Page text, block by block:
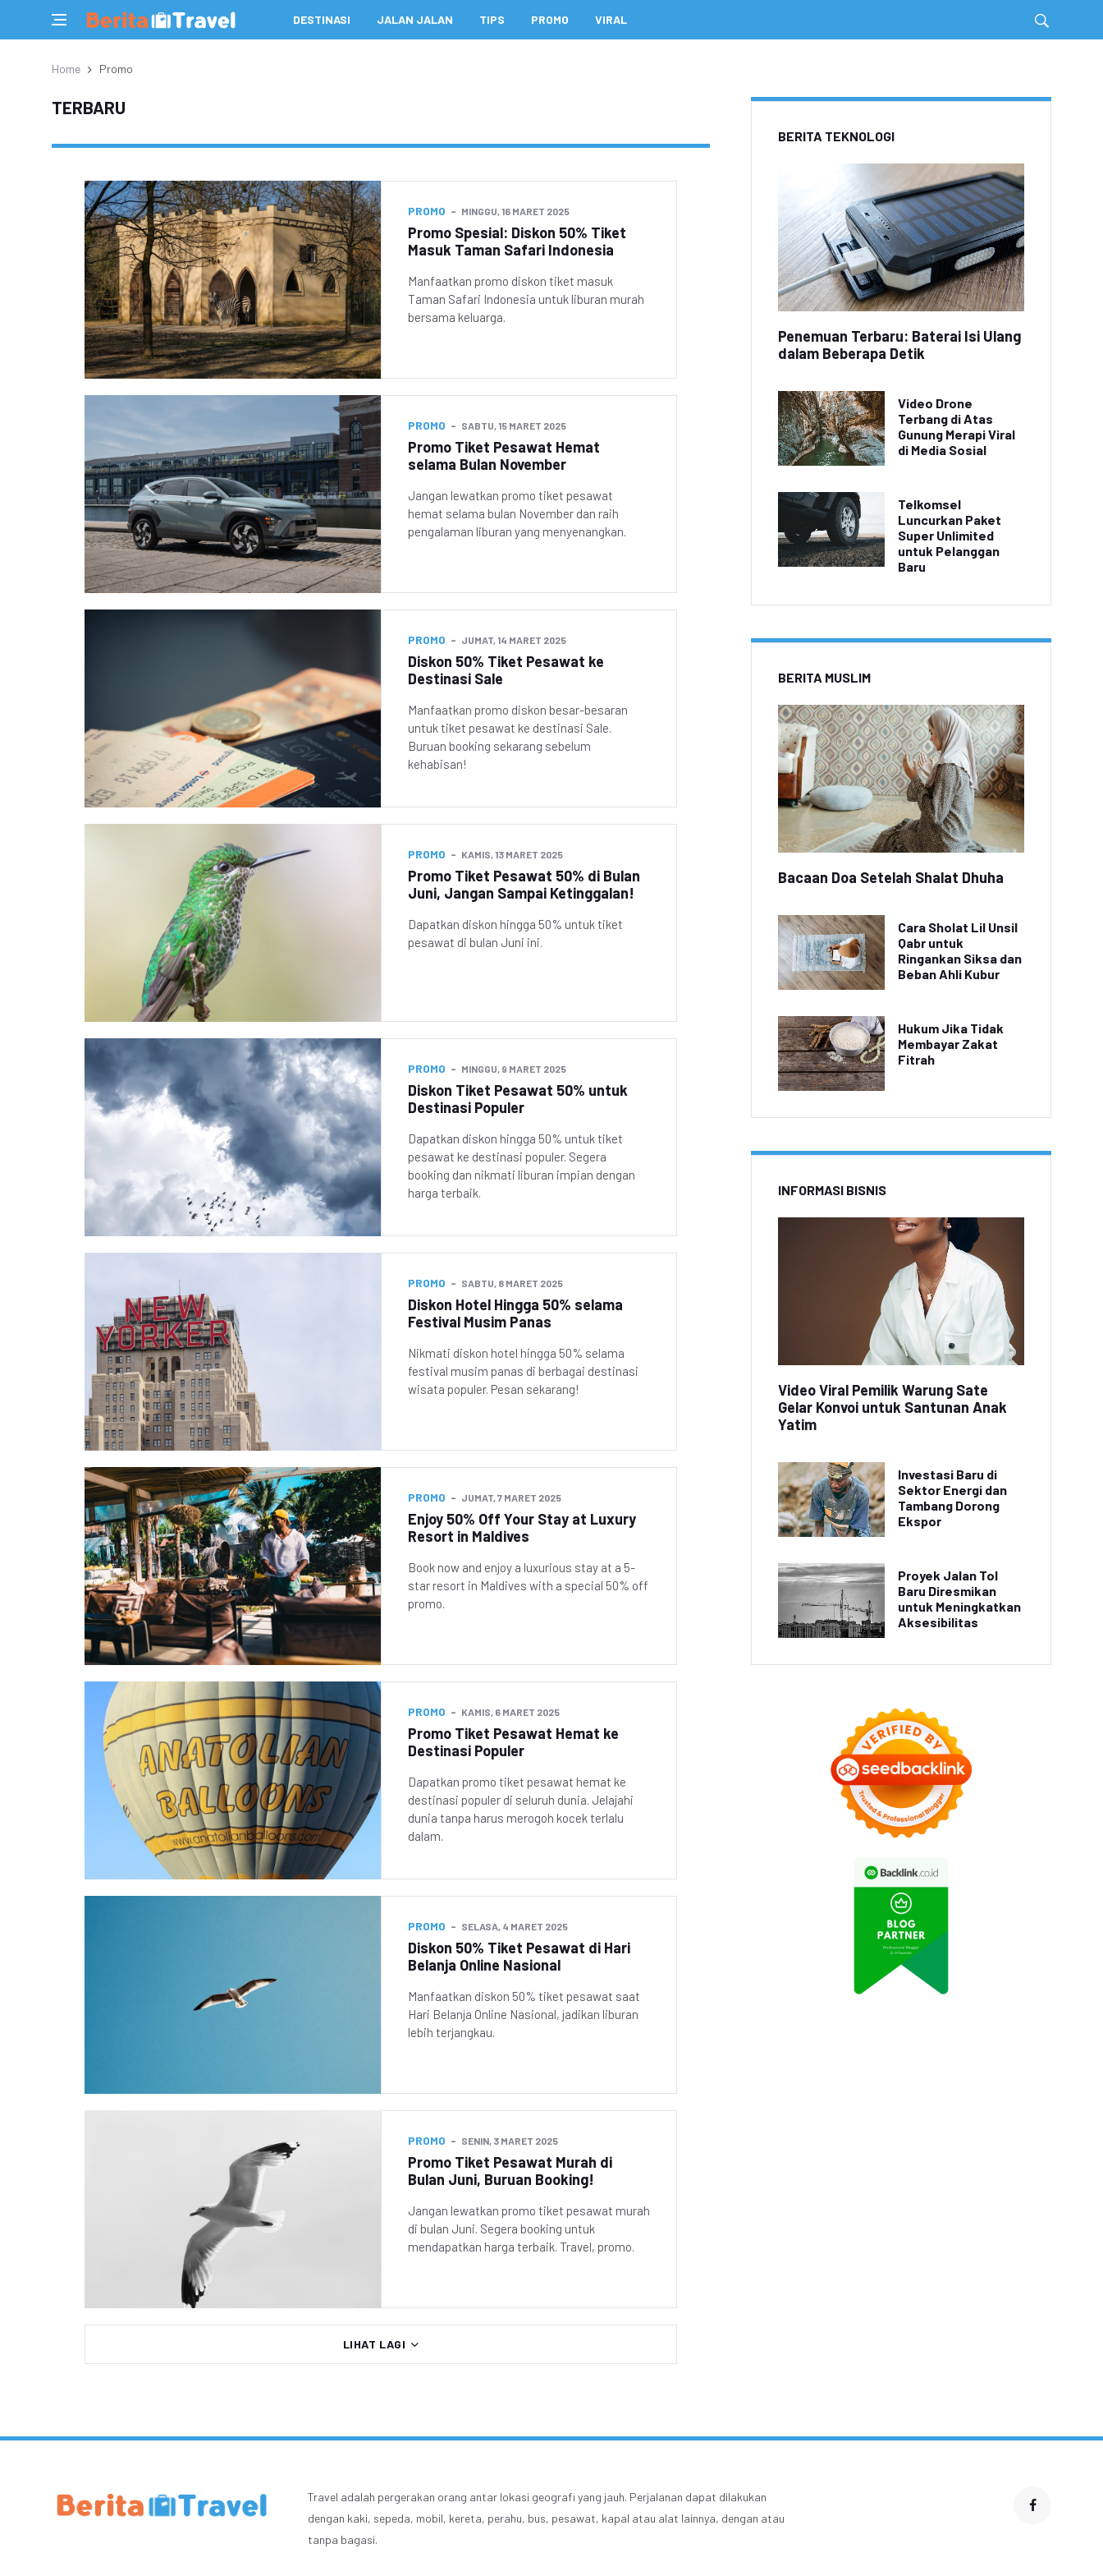
DESTINASI JALAN JALAN TIPS PROMO VIRAL
Home Promo
TERBARU
PROMO MINGGU, 16 MARET 2025
Promo Spesial: Diskon 50% Tiket
Masuk Taman Safari Indonesia
Manfaatkan promo diskon tiket masuk
Taman Safari Indonesia untuk liburan murah
bersama keluarga.
PROMO SABTU, 15 MARET 2025
Promo Tiket Pesawat Hemat
selama Bulan November
Jangan lewatkan promo tiket pesawat
hemat selama bulan November dan raih
pengalaman liburan yang menyenangkan.
PROMO JUMAT, 14 MARET 2025
Diskon 50% Tiket Pesawat ke
Destinasi Sale
Manfaatkan promo diskon besar-besaran
untuk tiket pesawat ke destinasi Sale.
Buruan booking sekarang sebelum
kehabisan!
PROMO KAMIS, 13 MARET 2025
Promo Tiket Pesawat 50% di Bulan
Juni, Jangan Sampai Ketinggalan!
Dapatkan diskon hingga 50% untuk tiket
pesawat di bulan Juni ini.
PROMO MINGGU, 9 MARET 2025
Diskon Tiket Pesawat 50% untuk
Destinasi Populer
Dapatkan diskon hingga 50% untuk tiket
pesawat ke destinasi populer. Segera
booking dan nikmati liburan impian dengan
harga terbaik.
PROMO SABTU, 8 MARET 2025
Diskon Hotel Hingga 50% selama
Festival Musim Panas
Nikmati diskon hotel hingga 50% selama
festival musim panas di berbagai destinasi
wisata populer. Pesan sekarang!
PROMO JUMAT, 7 MARET 2025
Enjoy 50% Off Your Stay at Luxury
Resort in Maldives
Book now and enjoy a luxurious stay at a 5-
star resort in Maldives with a special 50% off
promo.
PROMO KAMIS, 6 MARET 2025
Promo Tiket Pesawat Hemat ke
Destinasi Populer
Dapatkan promo tiket pesawat hemat ke
destinasi populer di seluruh dunia. Jelajahi
dunia tanpa harus merogoh kocek terlalu
dalam.
PROMO SELASA, 4 MARET 2025
Diskon 50% Tiket Pesawat di Hari
Belanja Online Nasional
Manfaatkan diskon 50% tiket pesawat saat
Hari Belanja Online Nasional, jadikan liburan
lebih terjangkau.
PROMO SENIN, 3 MARET 2025
Promo Tiket Pesawat Murah di
Bulan Juni, Buruan Booking!
Jangan lewatkan promo tiket pesawat murah
di bulan Juni. Segera booking untuk
mendapatkan harga terbaik. Travel, promo.
LIHAT LAGI
BERITA TEKNOLOGI
Penemuan Terbaru: Baterai Isi Ulang
dalam Beberapa Detik
Video Drone
Terbang di Atas
Gunung Merapi Viral
di Media Sosial
Telkomsel
Luncurkan Paket
Super Unlimited
untuk Pelanggan
Baru
BERITA MUSLIM
Bacaan Doa Setelah Shalat Dhuha
Cara Sholat Lil Unsil
Qabr untuk
Ringankan Siksa dan
Beban Ahli Kubur
Hukum Jika Tidak
Membayar Zakat
Fitrah
INFORMASI BISNIS
Video Viral Pemilik Warung Sate
Gelar Konvoi untuk Santunan Anak
Yatim
Investasi Baru di
Sektor Energi dan
Tambang Dorong
Ekspor
Proyek Jalan Tol
Baru Diresmikan
untuk Meningkatkan
Aksesibilitas
Travel adalah pergerakan orang antar lokasi geografi yang jauh. Perjalanan dapat dilakukan
dengan kaki, sepeda, mobil, kereta, perahu, bus, pesawat, kapal atau alat lainnya, dengan atau
tanpa bagasi.